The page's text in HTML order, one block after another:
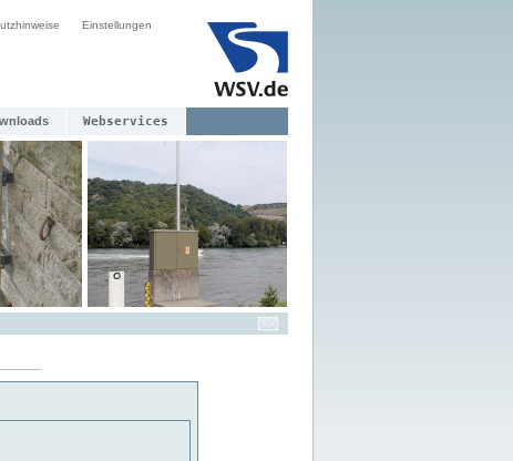
Einstellungen
Webservices